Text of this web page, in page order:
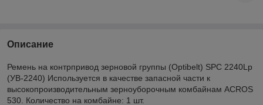
Описание
Ремень на контрпривод зерновой группы (Optibelt) SPC 2240Lp
(УВ-2240) Используется в качестве запасной части к
высокопроизводительным зерноуборочным комбайнам ACROS
530. Количество на комбайне: 1 шт.